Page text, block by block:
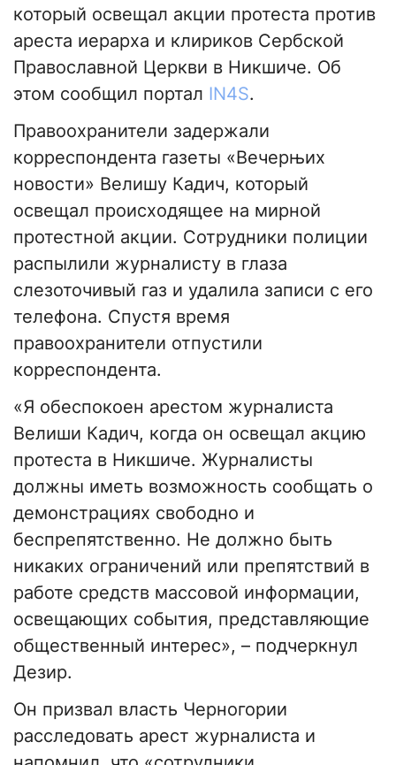
который освещал акции протеста против
ареста иерарха и клириков Сербской
Православной Церкви в Никшиче. Об
этом сообщил портал IN4S.
Правоохранители задержали
корреспондента газеты «Вечерњих
новости» Велишу Кадич, который
освещал происходящее на мирной
протестной акции. Сотрудники полиции
распылили журналисту в глаза
слезоточивый газ и удалила записи с его
телефона. Спустя время
правоохранители отпустили
корреспондента.
«Я обеспокоен арестом журналиста
Велиши Кадич, когда он освещал акцию
протеста в Никшиче. Журналисты
должны иметь возможность сообщать о
демонстрациях свободно и
беспрепятственно. Не должно быть
никаких ограничений или препятствий в
работе средств массовой информации,
освещающих события, представляющие
общественный интерес», – подчеркнул
Дезир.
Он призвал власть Черногории
расследовать арест журналиста и